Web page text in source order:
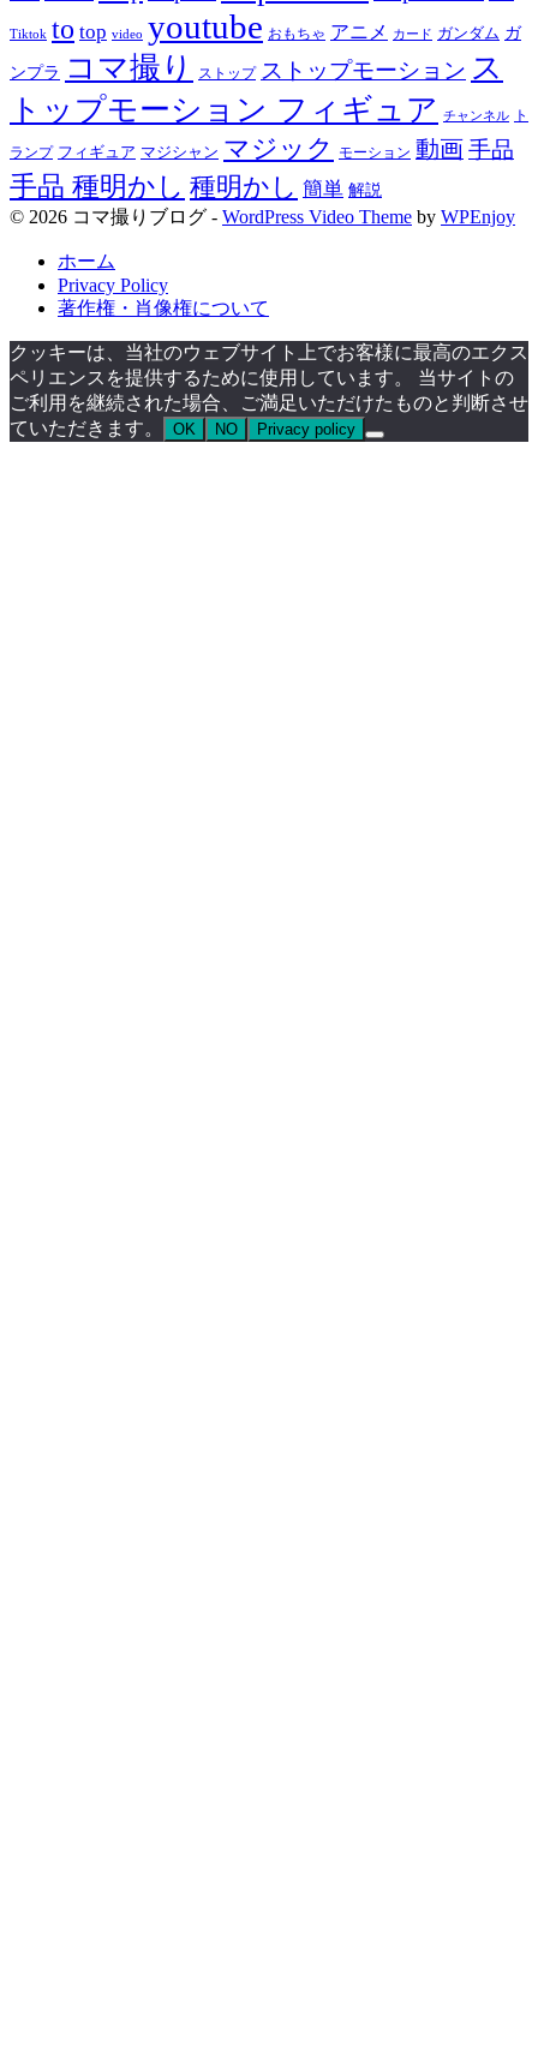
Tiktok to top video youtube おもちゃ アニメ カード ガンダム ガ
ンプラ コマ撮り ストップ ストップモーション ス
トップモーション フィギュア チャンネル ト
ランプ フィギュア マジシャン マジック モーション 動画手品
手品 種明かし 種明かし 簡単 解説
© 2026 コマ撮りブログ - WordPress Video Theme by WPEnjoy
ホーム
Privacy Policy
著作権・肖像権について
クッキーは、当社のウェブサイト上でお客様に最高のエクス
ペリエンスを提供するために使用しています。 当サイトの
ご利用を継続された場合、ご満足いただけたものと判断させ
ていただきます。
OK NO Privacy policy